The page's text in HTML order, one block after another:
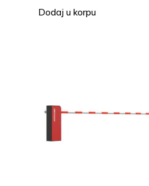
Dodaj u korpu